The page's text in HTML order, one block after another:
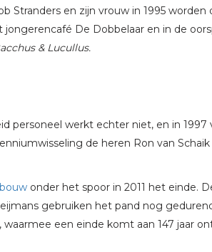
Stranders en zijn vrouw in 1995 worden
De Dobbelaar en in de
& Lucullus.
personeel werkt echter niet, en in 1997
de heren Ron van
onder het spoor in 2011 het einde.
gebruiken het pand nog
een einde komt aan 147 jaar